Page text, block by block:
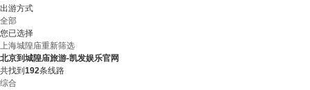
出游方式
全部
您已选择
上海城隍庙重新筛选
北京到城隍庙旅游-凯发娱乐官网
共找到 192条线路
综合